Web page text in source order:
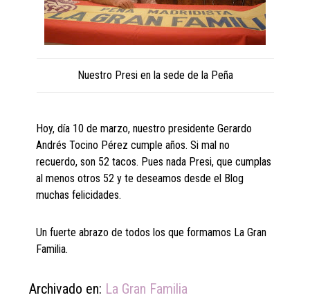
Nuestro Presi en la sede de la Peña
Hoy, día 10 de marzo, nuestro presidente Gerardo
Andrés Tocino Pérez cumple años. Si mal no
recuerdo, son 52 tacos. Pues nada Presi, que cumplas
al menos otros 52 y te deseamos desde el Blog
muchas felicidades.
Un fuerte abrazo de todos los que formamos La Gran
Familia.
Archivado en: La Gran Familia